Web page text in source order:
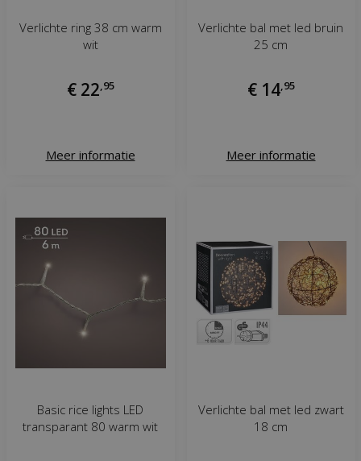
Verlichte ring 38 cm warm
wit
€ 22 95
Meer informatie
Verlichte bal met led bruin
25 cm
€ 14 95
Meer informatie
Basic rice lights LED
transparant 80 warm wit
Verlichte bal met led zwart
18 cm